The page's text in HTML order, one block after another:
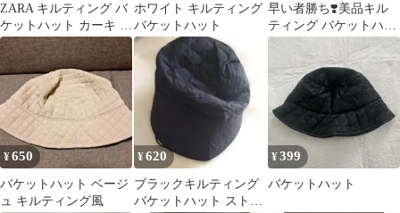
ZARA キルティング バ
ケットハット カーキ M
サイズ
ホワイト キルティング
バケットハット
早い者勝ち❣️美品キル
ティング バケットハッ
ト オフホワイト 57.5cm
¥650
バケットハット ベージ
ュ キルティング風
¥620
ブラックキルティング
バケットハット ストラ
¥399
バケットハット